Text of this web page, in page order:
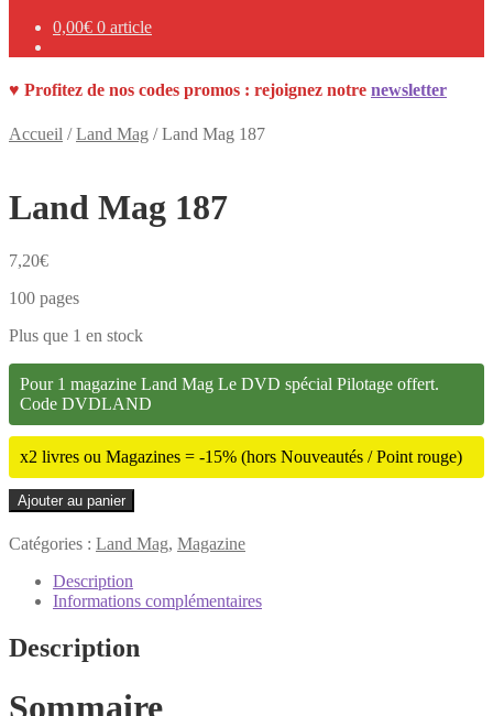
0,00€ 0 article
♥ Profitez de nos codes promos : rejoignez notre newsletter
Accueil /Land Mag /Land Mag 187
Land Mag 187
7,20€
100 pages
Plus que 1 en stock
Pour 1 magazine Land Mag Le DVD spécial Pilotage offert.
Code DVDLAND
x2 livres ou Magazines = -15% (hors Nouveautés / Point rouge)
quantité
de
Land
Ajouter au panier
Catégories : Land Mag, Magazine
Description
Informations complémentaires
Description
Sommaire